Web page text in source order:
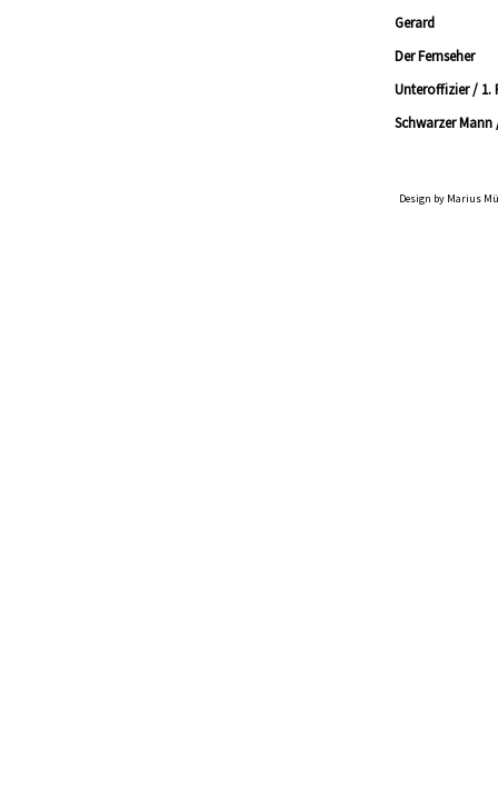
Gerard
Der Fernseher
Unteroffizier / 1.
Schwarzer
Design by Marius